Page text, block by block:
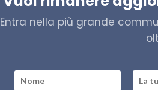
Entra nella più grande